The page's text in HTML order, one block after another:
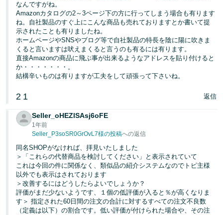
なんですがね。
Amazonカタログの2～3ページ下の方に行ってしまう場合も有ります
ね。自社製品のすぐ上にこんな商品も売れておりますとか書いて提
示されたことも有りましたね。
ホームページやSNSやブログ等で自社製品の特長を陰に陽に吹きま
くると言いますは吠えまくると言うのも有るには有ります。
直接Amazonの商品に飛ぶ事が出来るようなアドレスを貼り付けると
か・・・・・・・。
結構辛いものは有りますが工夫をして頑張って下さいね。
2 1 返信
Seller_oHEZlSAsj6oFE
1年前
Seller_P3soSR0GrOvL7様の投稿への返信
同名SHOPがなければ、拝見いたしました
＞「これらの代替商品を検討してください」と表示されていて
これは今回の件に関係なく、類似品の紹介システムなのでトピ主様
以外でも表示はされております
＞改善するにはどうしたらよいでしょうか？
評価がまだ少ないようです、１個の低評価が入ると％が高くなりま
す＞ 指定された60日間の注文の合計に対するすべての注文不良数
（定義は以下）の割合です。低い評価が付けられた場合や、その注